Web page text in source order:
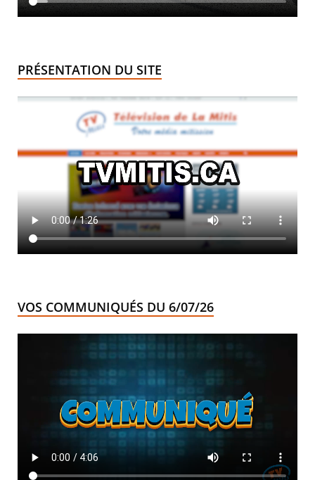
PRÉSENTATION DU SITE
VOS COMMUNIQUÉS DU 6/07/26